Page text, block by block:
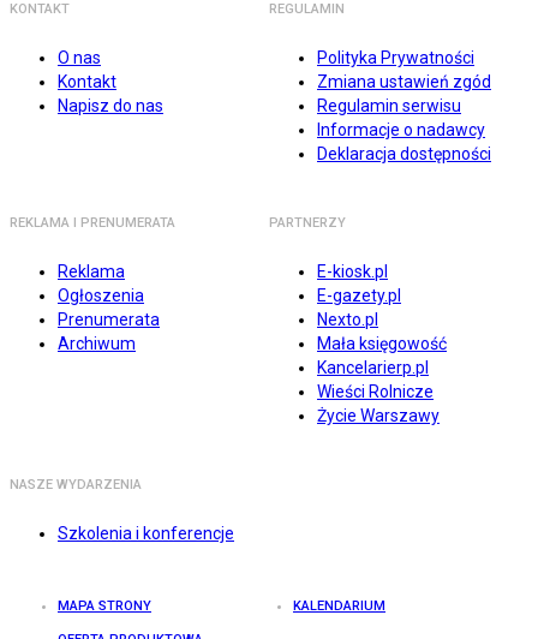
KONTAKT
O nas
Kontakt
Napisz do nas
REGULAMIN
Polityka Prywatności
Zmiana ustawień zgód
Regulamin serwisu
Informacje o nadawcy
Deklaracja dostępności
REKLAMA I PRENUMERATA
Reklama
Ogłoszenia
Prenumerata
Archiwum
PARTNERZY
E-kiosk.pl
E-gazety.pl
Nexto.pl
Mała księgowość
Kancelarierp.pl
Wieści Rolnicze
Życie Warszawy
NASZE WYDARZENIA
Szkolenia i konferencje
MAPA STRONY KALENDARIUM